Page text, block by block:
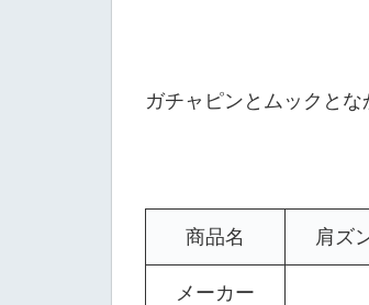
ガチャピンとムックと
商品名 肩ズ
メーカー